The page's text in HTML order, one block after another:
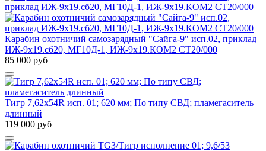
Карабин охотничий самозарядный "Сайга-9" исп.02, приклад
ИЖ-9х19.сб20, МГ10Д-1, ИЖ-9х19.КОМ2 СТ20/000
85 000 руб
Тигр 7,62x54R исп. 01; 620 мм; По типу СВД; пламегаситель
длинный
119 000 руб